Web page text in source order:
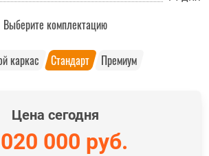
Выберите комплектацию
каркас Стандарт Премиум
Цена сегодня
000 руб.